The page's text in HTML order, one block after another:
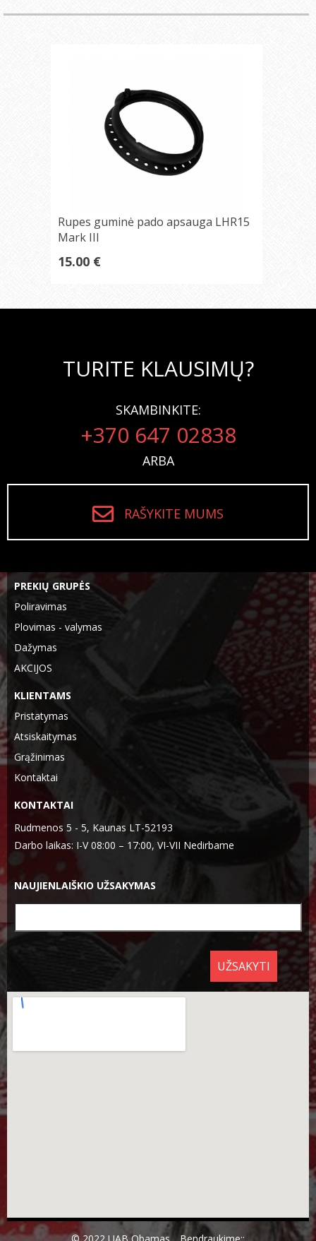
Rupes guminė pado apsauga LHR15
Mark III
15.00 €
TURITE KLAUSIMŲ?
SKAMBINKITE:
+370 647 02838
ARBA
RAŠYKITE MUMS
PREKIŲ GRUPĖS
Poliravimas
Plovimas - valymas
Dažymas
AKCIJOS
KLIENTAMS
Pristatymas
Atsiskaitymas
Grąžinimas
Kontaktai
KONTAKTAI
Rudmenos 5 - 5, Kaunas LT-52193
Darbo laikas: I-V 08:00 – 17:00, VI-VII Nedirbame
NAUJIENLAIŠKIO UŽSAKYMAS
UŽSAKYTI